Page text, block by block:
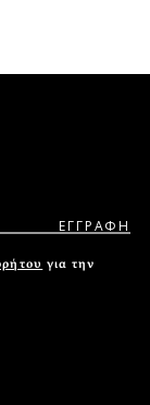
για την